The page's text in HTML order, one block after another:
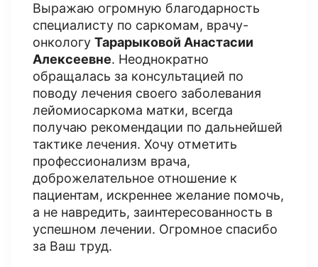
Выражаю огромную благодарность
специалисту по саркомам, врачу-
онкологу Тарарыковой Анастасии
Алексеевне. Неоднократно
обращалась за консультацией по
поводу лечения своего заболевания
лейомиосаркома матки, всегда
получаю рекомендации по дальнейшей
тактике лечения. Хочу отметить
профессионализм врача,
доброжелательное отношение к
пациентам, искреннее желание помочь,
а не навредить, заинтересованность в
успешном лечении. Огромное спасибо
за Ваш труд.